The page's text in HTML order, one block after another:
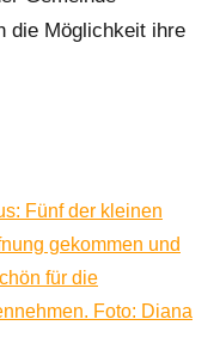
die Möglichkeit ihre